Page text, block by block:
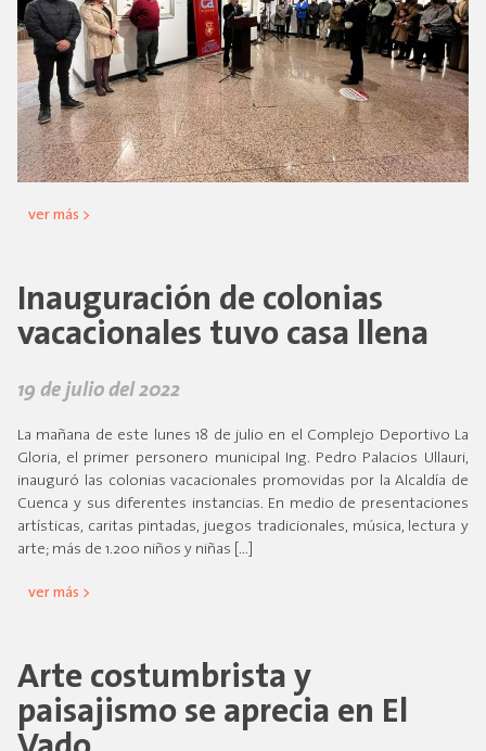
ver más >
Inauguración de colonias
vacacionales tuvo casa llena
19 de julio del 2022
La mañana de este lunes 18 de julio en el Complejo Deportivo La
Gloria, el primer personero municipal Ing. Pedro Palacios Ullauri,
inauguró las colonias vacacionales promovidas por la Alcaldía de
Cuenca y sus diferentes instancias. En medio de presentaciones
artísticas, caritas pintadas, juegos tradicionales, música, lectura y
arte; más de 1.200 niños y niñas […]
ver más >
Arte costumbrista y
paisajismo se aprecia en El